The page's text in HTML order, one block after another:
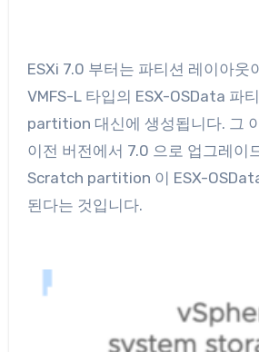
ESXi 7.0 부터는 파티션 레이아웃
VMFS-L 타입의 ESX-OSData 파
partition 대신에 생성됩니다. 그
이전 버전에서 7.0 으로 업그레이
Scratch partition 이 ESX-
된다는 것입니다.